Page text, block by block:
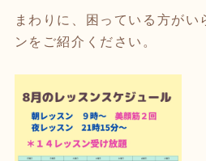
まわりに、困っている方がい
ンをご紹介ください。